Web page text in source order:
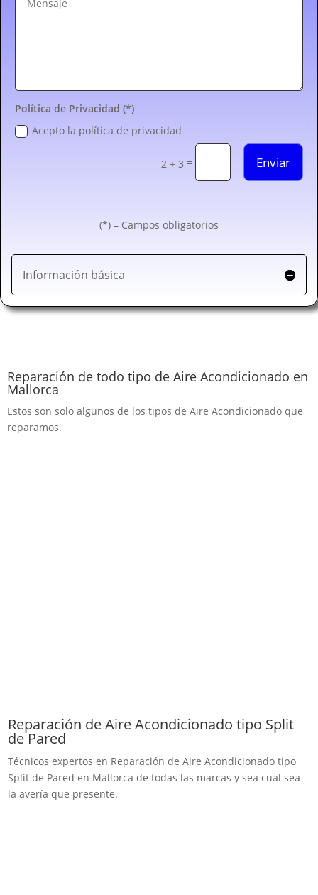
Política de Privacidad (*)
Acepto la política de privacidad
2 + 3 = Enviar
(*) – Campos obligatorios
Información básica
Reparación de todo tipo de Aire Acondicionado en
Mallorca
Estos son solo algunos de los tipos de Aire Acondicionado que
reparamos.
Reparación de Aire Acondicionado tipo Split
de Pared
Técnicos expertos en Reparación de Aire Acondicionado tipo
Split de Pared en Mallorca de todas las marcas y sea cual sea
la avería que presente.